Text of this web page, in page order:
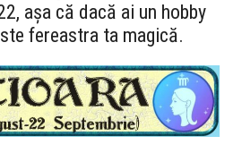
așa că dacă ai un hobby
fereastra ta magică.